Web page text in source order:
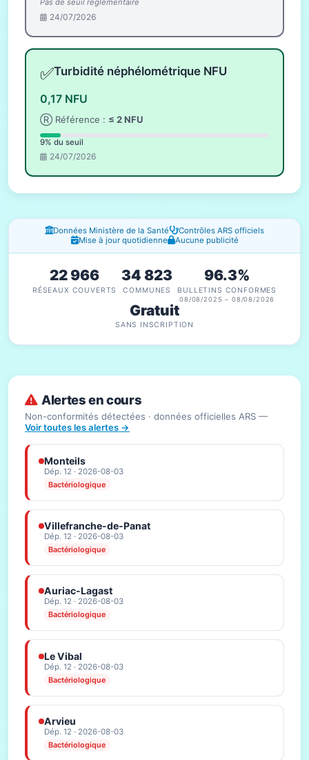
Pas de seuil réglementaire
24/07/2026
✅Turbidité néphélométrique NFU
0,17 NFU
Ⓡ Référence : ≤ 2 NFU
9% du seuil
24/07/2026
Fenêtres d'information
Données Ministère de la Santé
Contrôles ARS officiels
Mise à jour quotidienne
Aucune publicité
22 966
RÉSEAUX COUVERTS
34 823
COMMUNES
96.3%
BULLETINS CONFORMES
08/08/2025 – 08/08/2026
Gratuit
SANS INSCRIPTION
Alertes en cours
Non-conformités détectées · données officielles ARS —
Voir toutes les alertes →
Monteils
Dép. 12 · 2026-08-03
Bactériologique
Villefranche-de-Panat
Dép. 12 · 2026-08-03
Bactériologique
Auriac-Lagast
Dép. 12 · 2026-08-03
Bactériologique
Le Vibal
Dép. 12 · 2026-08-03
Bactériologique
Arvieu
Dép. 12 · 2026-08-03
Bactériologique